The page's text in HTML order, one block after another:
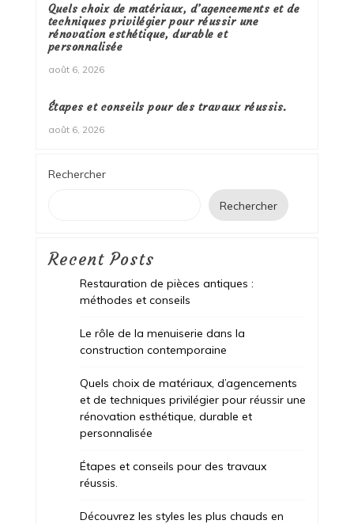
Quels choix de matériaux, d’agencements et de
techniques privilégier pour réussir une
rénovation esthétique, durable et
personnalisée
août 6, 2026
Étapes et conseils pour des travaux réussis.
août 6, 2026
Rechercher
Rechercher
Recent Posts
Restauration de pièces antiques :
méthodes et conseils
Le rôle de la menuiserie dans la
construction contemporaine
Quels choix de matériaux, d’agencements
et de techniques privilégier pour réussir une
rénovation esthétique, durable et
personnalisée
Étapes et conseils pour des travaux
réussis.
Découvrez les styles les plus chauds en